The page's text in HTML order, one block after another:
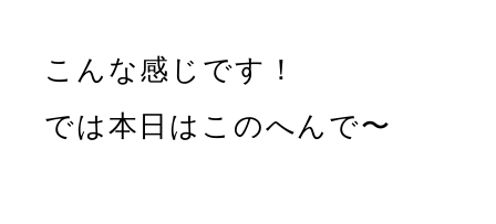
こんな感じです！
では本日はこのへんで〜